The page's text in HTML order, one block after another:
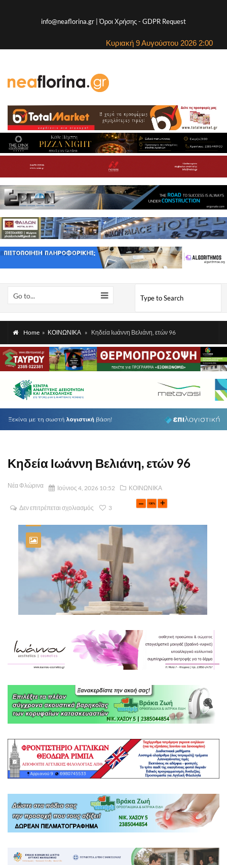
info@neaflorina.gr |Όροι Χρήσης- GDPR Request
Κυριακή 9 Αυγούστου 2026 2:00
Go to...
Home » ΚΟΙΝΩΝΙΚΑ » Κηδεία Ιωάννη Βελιάνη, ετών 96
Κηδεία Ιωάννη Βελιάνη, ετών 96
Νέα Φλώρινα Ιούνιος 4, 2026 10:52 ΚΟΙΝΩΝΙΚΑ
Δεν επιτρέπεται σχολιασμός 3